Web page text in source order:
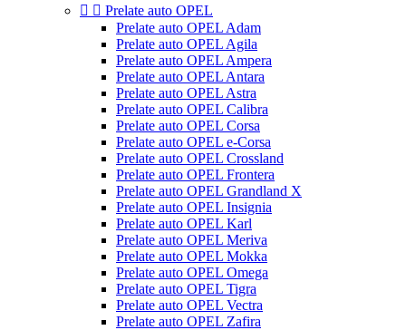
  Prelate auto OPEL
Prelate auto OPEL Adam
Prelate auto OPEL Agila
Prelate auto OPEL Ampera
Prelate auto OPEL Antara
Prelate auto OPEL Astra
Prelate auto OPEL Calibra
Prelate auto OPEL Corsa
Prelate auto OPEL e-Corsa
Prelate auto OPEL Crossland
Prelate auto OPEL Frontera
Prelate auto OPEL Grandland X
Prelate auto OPEL Insignia
Prelate auto OPEL Karl
Prelate auto OPEL Meriva
Prelate auto OPEL Mokka
Prelate auto OPEL Omega
Prelate auto OPEL Tigra
Prelate auto OPEL Vectra
Prelate auto OPEL Zafira